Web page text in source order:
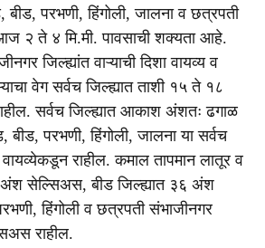
बीड, परभणी, हिंगोली, जालना व छत्रपती
२ ते ४ मि.मी. पावसाची शक्यता आहे.
जिल्ह्यांत वाऱ्याची दिशा वायव्य व
वेग सर्वच जिल्ह्यात ताशी १५ ते १८
सर्वच जिल्ह्यात आकाश अंशतः ढगाळ
बीड, परभणी, हिंगोली, जालना या सर्वच
वायव्येकडून राहील. कमाल तापमान लातूर व
अंश सेल्सिअस, बीड जिल्ह्यात ३६ अंश
हिंगोली व छत्रपती संभाजीनगर
राहील.